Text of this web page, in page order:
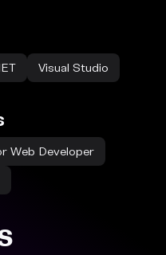
Visual Studio
Web Developer